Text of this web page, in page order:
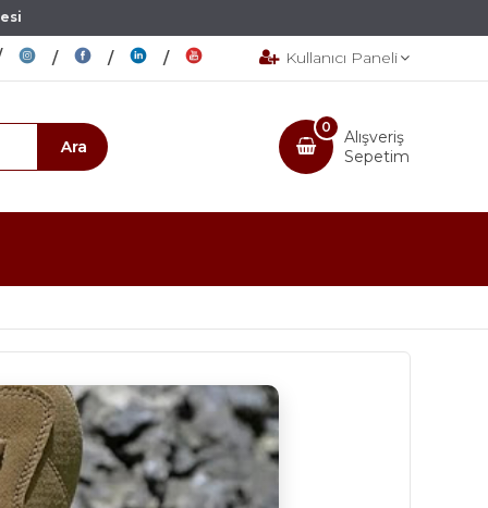
Kullanıcı Paneli
Alışveriş
Sepetim
0